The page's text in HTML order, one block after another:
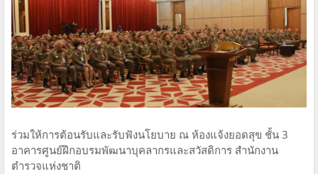
ร่วมให้การต้อนรับและรับฟังนโยบาย ณ ห้องแจ้งยอดสุข ชั้น 3
อาคารศูนย์ฝึกอบรมพัฒนาบุคลากรและสวัสดิการ สำนักงาน
ตำรวจแห่งชาติ